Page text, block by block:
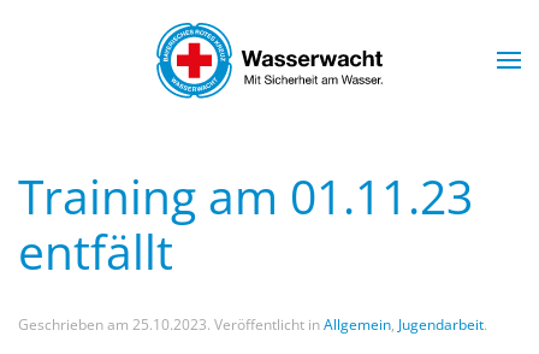
Skip to main content
Training am 01.11.23
entfällt
Geschrieben am 25.10.2023. Veröffentlicht inAllgemein, Jugendarbeit.